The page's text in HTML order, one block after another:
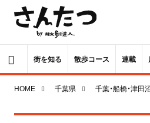
街を知る 散歩コース 連載
HOME 千葉県 千葉・船橋・津田